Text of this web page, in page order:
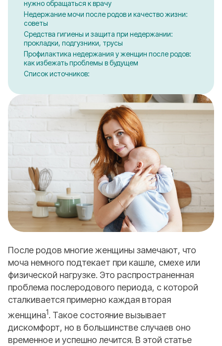
После родов многие женщины замечают, что
моча немного подтекает при кашле, смехе или
физической нагрузке. Это распространенная
проблема послеродового периода, с которой
сталкивается примерно каждая вторая
женщина1. Такое состояние вызывает
дискомфорт, но в большинстве случаев оно
временное и успешно лечится. В этой статье
нужно обращаться к врачу
Недержание мочи после родов и качество жизни:
советы
Средства гигиены и защита при недержании:
прокладки, подгузники, трусы
Профилактика недержания у женщин после родов:
как избежать проблемы в будущем
Список источников: